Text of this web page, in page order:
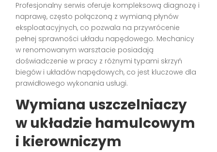
Profesjonalny serwis oferuje kompleksową diagnozę i
naprawę, często połączoną z wymianą płynów
eksploatacyjnych, co pozwala na przywrócenie
pełnej sprawności układu napędowego. Mechanicy
w renomowanym warsztacie posiadają
doświadczenie w pracy z różnymi typami skrzyń
biegów i układów napędowych, co jest kluczowe dla
prawidłowego wykonania usługi.
Wymiana uszczelniaczy
w układzie hamulcowym
i kierowniczym